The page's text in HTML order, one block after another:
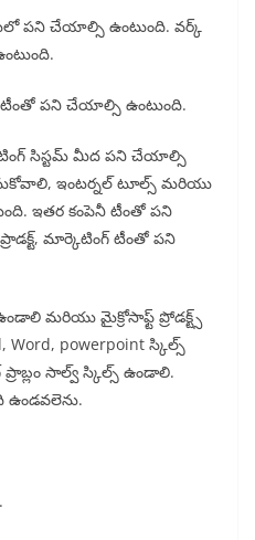
పని చేయాల్సి ఉంటుంది. వర్క్
టీంతో పని చేయాల్సి ఉంటుంది.
సిస్టమ్ మీద పని చేయాల్సి
ఇంటర్నల్ టూల్స్ మరియు
ఇతర కంపెనీ టీంతో పని
మార్కెటింగ్ టీంతో పని
మరియు మైక్రోసాఫ్ట్ ప్రోడక్ట్స్
powerpoint స్కిల్స్
సాల్వ్ స్కిల్స్ ఉండాలి.
ఉండవలెను.